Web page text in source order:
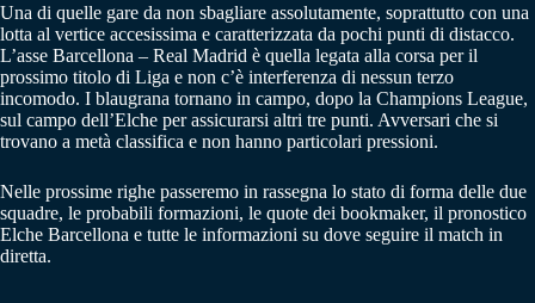
Una di quelle gare da non sbagliare assolutamente, soprattutto con una
lotta al vertice accesissima e caratterizzata da pochi punti di distacco.
L’asse Barcellona – Real Madrid è quella legata alla corsa per il
prossimo titolo di Liga e non c’è interferenza di nessun terzo
incomodo. I blaugrana tornano in campo, dopo la Champions League,
sul campo dell’Elche per assicurarsi altri tre punti. Avversari che si
trovano a metà classifica e non hanno particolari pressioni.
Nelle prossime righe passeremo in rassegna lo stato di forma delle due
squadre, le probabili formazioni, le quote dei bookmaker, il pronostico
Elche Barcellona e tutte le informazioni su dove seguire il match in
diretta.